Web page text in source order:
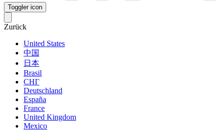
Toggler icon
Zurück
United States
中国
日本
Brasil
СНГ
Deutschland
España
France
United Kingdom
Mexico